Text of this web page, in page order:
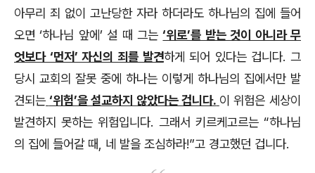
아무리 죄 없이 고난당한 자라 하더라도 하나님의 집에 들어
오면 ‘하나님 앞에’ 설 때 그는 ‘위로’를 받는 것이 아니라 무
엇보다 ‘먼저’ 자신의 죄를 발견하게 되어 있다는 겁니다. 그
당시 교회의 잘못 중에 하나는 이렇게 하나님의 집에서만 발
견되는 ‘위험’을 설교하지 않았다는 겁니다. 이 위험은 세상이
발견하지 못하는 위험입니다. 그래서 키르케고르는 “하나님
의 집에 들어갈 때, 네 발을 조심하라!”고 경고했던 겁니다.